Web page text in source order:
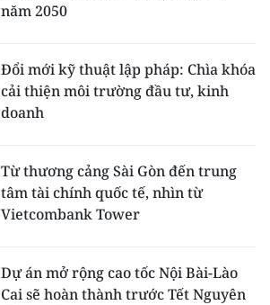
năm 2050
Đổi mới kỹ thuật lập pháp: Chìa khóa
cải thiện môi trường đầu tư, kinh
doanh
Từ thương cảng Sài Gòn đến trung
tâm tài chính quốc tế, nhìn từ
Vietcombank Tower
Dự án mở rộng cao tốc Nội Bài-Lào
Cai sẽ hoàn thành trước Tết Nguyên